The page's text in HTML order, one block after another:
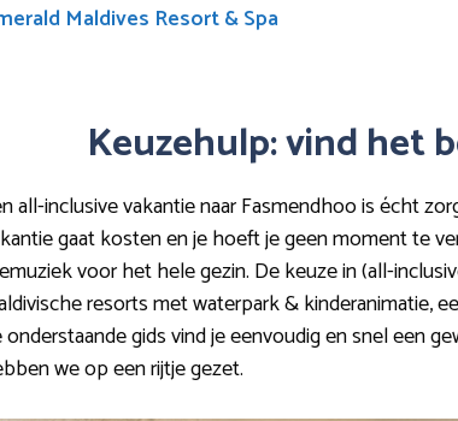
Maldives Resort & Spa
Keuzehulp: vind het
all-inclusive vakantie naar Fasmendhoo is écht
gaat kosten en je hoeft je geen moment te
voor het hele gezin. De keuze in (all-
resorts met waterpark & kinderanimatie,
onderstaande gids vind je eenvoudig en snel een
we op een rijtje gezet.